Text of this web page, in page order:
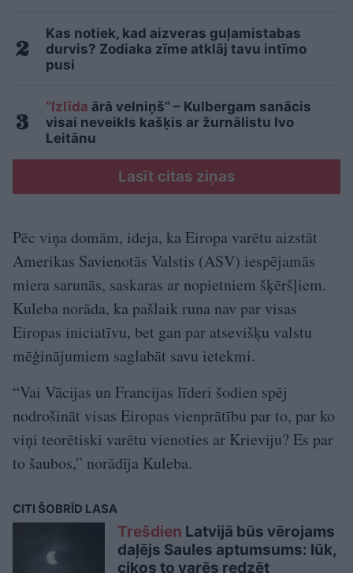
Kas notiek, kad aizveras guļamistabas
durvis? Zodiaka zīme atklāj tavu intīmo
pusi
“Izlīda ārā velniņš” – Kulbergam sanācis
visai neveikls kašķis ar žurnālistu Ivo
Leitānu
Lasīt citas ziņas
Pēc viņa domām, ideja, ka Eiropa varētu aizstāt
Amerikas Savienotās Valstis (ASV) iespējamās
miera sarunās, saskaras ar nopietniem šķēršļiem.
Kuleba norāda, ka pašlaik runa nav par visas
Eiropas iniciatīvu, bet gan par atsevišķu valstu
mēģinājumiem saglabāt savu ietekmi.
“Vai Vācijas un Francijas līderi šodien spēj
nodrošināt visas Eiropas vienprātību par to, par ko
viņi teorētiski varētu vienoties ar Krieviju? Es par
to šaubos,” norādīja Kuleba.
CITI ŠOBRĪD LASA
Trešdien Latvijā būs vērojams
daļējs Saules aptumsums: lūk,
cikos to varēs redzēt